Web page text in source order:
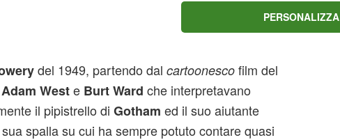
Bill Finger
davvero a bizzeffe. Lasciando stare iserial
del 1949, partendo dal cartoonescofilm del
Adam Weste Burt Ward che interpretavano
il pipistrello di Gotham ed il suo aiutante
spalla su cui ha sempre potuto contare quasi
PERSONALIZZA